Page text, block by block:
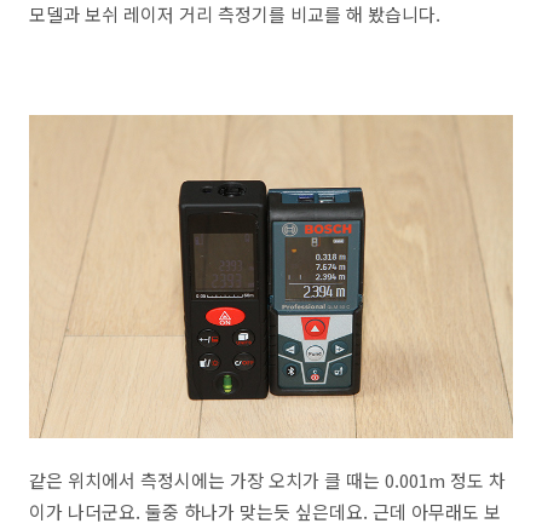
모델과 보쉬 레이저 거리 측정기를 비교를 해 봤습니다.
같은 위치에서 측정시에는 가장 오치가 클 때는 0.001m 정도 차
이가 나더군요. 둘중 하나가 맞는듯 싶은데요. 근데 아무래도 보